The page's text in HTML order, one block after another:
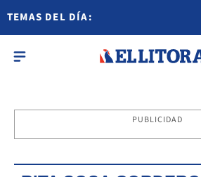
TEMAS DEL DÍA:
PUBLICIDAD